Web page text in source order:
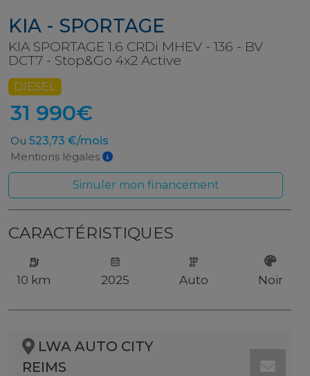
KIA - SPORTAGE
KIA SPORTAGE 1.6 CRDi MHEV - 136 - BV
DCT7 - Stop&Go 4x2 Active
DIESEL
31 990€
Ou 523,73 €/mois
Mentions légales
Simuler mon financement
CARACTÉRISTIQUES
10 km 2025 Auto Noir
LWA AUTO CITY
REIMS